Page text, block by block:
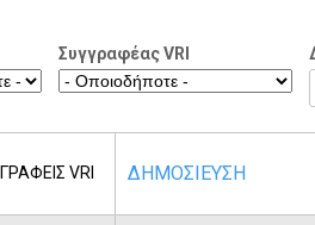
Συγγραφέας VRI
VRI ΔΗΜΟΣΙΕΥΣΗ